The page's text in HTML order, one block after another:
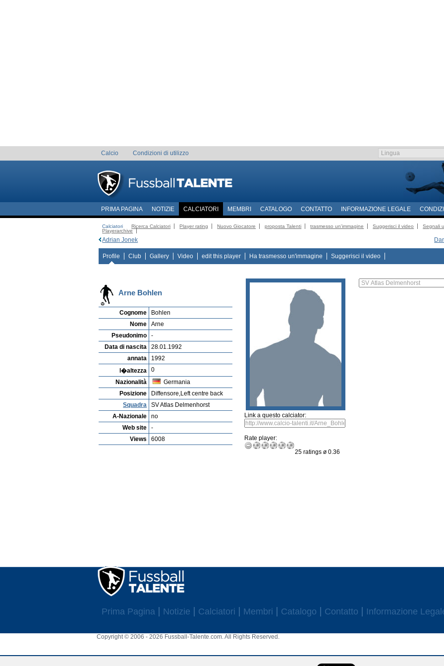
Calcio Condizioni di utilizzo
PRIMA PAGINA NOTIZIE CALCIATORI MEMBRI CATALOGO CONTATTO INFORMAZIONE LEGALE
Calciatori Ricerca Calciatori Player rating Nuovo Giocatore proposta Talenti trasmesso un'immagine Suggerisci il video
Segnali
Playerarchive
Adrian Jonek
Profile Club Gallery Video edit this player Ha trasmesso un'immagine Suggerisci il video
Arne Bohlen
Cognome
Bohlen
Nome
Arne
Pseudonimo
-
Data di nascita
28.01.1992
annata
1992
l�altezza
0
Nazionalità
Germania
Posizione
Diffensore,Left centre back
Squadra
SV Atlas Delmenhorst
A-Nazionale
no
Web site
-
Views
6008
Link a questo calciator:
Rate player:
25 ratings ø 0.36
Prima Pagina Notizie Calciatori Membri Catalogo Contatto Informazione
Copyright © 2006 - 2026 Fussball-Talente.com. All Rights Reserved.